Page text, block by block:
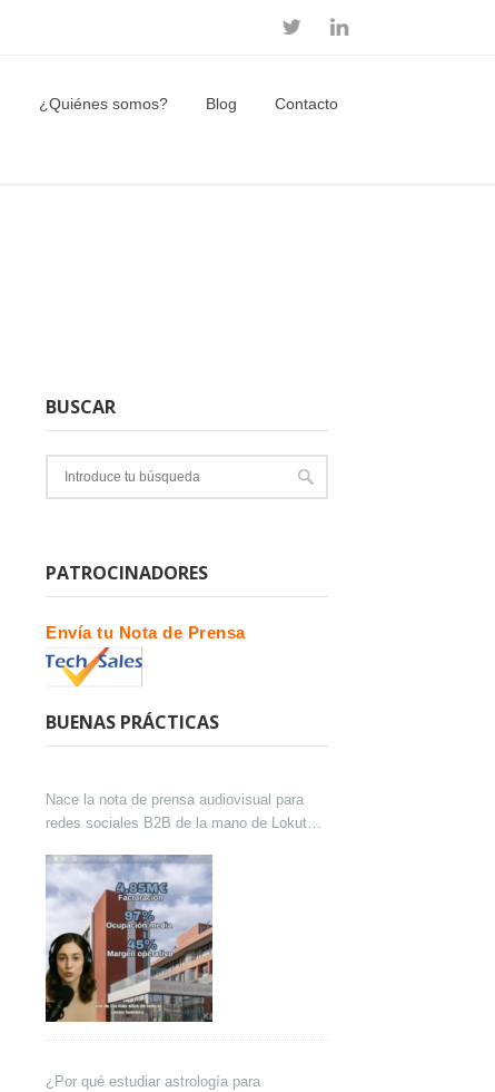
¿Quiénes somos? Blog Contacto
BUSCAR
PATROCINADORES
Envía tu Nota de Prensa
BUENAS PRÁCTICAS
Nace la nota de prensa audiovisual para
redes sociales B2B de la mano de Lokutor
¿Por qué estudiar astrología para